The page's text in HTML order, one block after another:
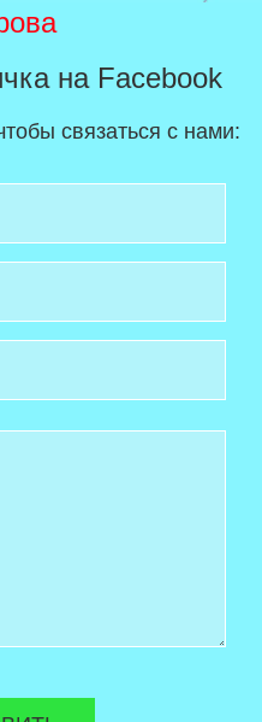
на Facebook
связаться с нами: